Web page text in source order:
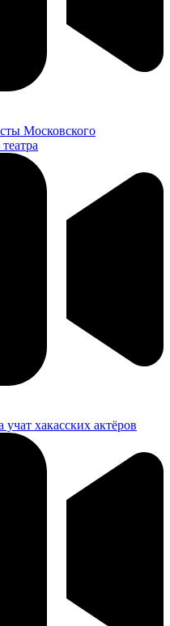
Московского
хакасских актёров